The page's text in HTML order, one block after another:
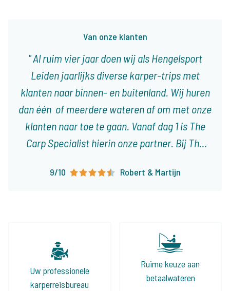
Van onze klanten
Al ruim vier jaar doen wij als Hengelsport
Leiden jaarlijks diverse karper-trips met
klanten naar binnen- en buitenland. Wij huren
dan één of meerdere wateren af om met onze
klanten naar toe te gaan. Vanaf dag 1 is The
Carp Specialist hierin onze partner. Bij The
onaangename verassingen komt te staan en
9/10 Robert & Martijn
Uw professionele
karperreisbureau
Ruime keuze aan
betaalwateren